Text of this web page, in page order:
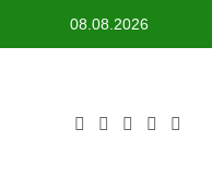
08.08.2026